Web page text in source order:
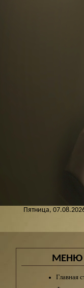
Пятница,
МЕНЮ
Главная